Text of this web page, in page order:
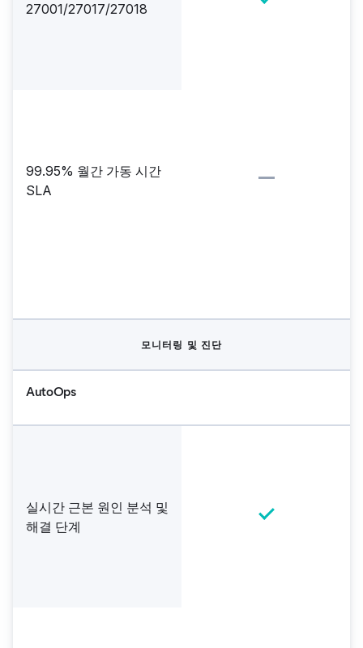
27001/27017/27018
99.95% 월간 가동 시간
SLA
모니터링 및 진단
AutoOps
실시간 근본 원인 분석 및
해결 단계